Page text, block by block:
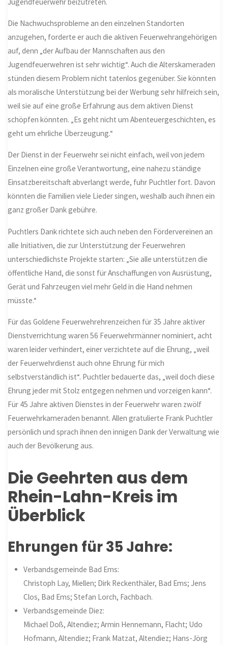
Die Nachwuchsprobleme an den einzelnen Standorten
anzugehen, forderte er auch die aktiven Feuerwehrangehörigen
auf, denn „der Aufbau der Mannschaften aus den
Jugendfeuerwehren ist sehr wichtig“. Auch die Alterskameraden
stünden diesem Problem nicht tatenlos gegenüber. Sie könnten
als moralische Unterstützung bei der Werbung sehr hilfreich sein,
weil sie auf eine große Erfahrung aus dem aktiven Dienst
schöpfen könnten. „Es geht nicht um Abenteuergeschichten, es
geht um ehrliche Überzeugung.“
Der Dienst in der Feuerwehr sei nicht einfach, weil von jedem
Einzelnen eine große Verantwortung, eine nahezu ständige
Einsatzbereitschaft abverlangt werde, fuhr Puchtler fort. Davon
könnten die Familien viele Lieder singen, weshalb auch ihnen ein
ganz großer Dank gebühre.
Puchtlers Dank richtete sich auch neben den Fördervereinen an
alle Initiativen, die zur Unterstützung der Feuerwehren
unterschiedlichste Projekte starten: „Sie alle unterstützen die
öffentliche Hand, die sonst für Anschaffungen von Ausrüstung,
Gerät und Fahrzeugen viel mehr Geld in die Hand nehmen
müsste.“
Für das Goldene Feuerwehrehrenzeichen für 35 Jahre aktiver
Dienstverrichtung waren 56 Feuerwehrmänner nominiert, acht
waren leider verhindert, einer verzichtete auf die Ehrung, „weil
der Feuerwehrdienst auch ohne Ehrung für mich
selbstverständlich ist“. Puchtler bedauerte das, „weil doch diese
Ehrung jeder mit Stolz entgegen nehmen und vorzeigen kann“.
Für 45 Jahre aktiven Dienstes in der Feuerwehr waren zwölf
Feuerwehrkameraden benannt. Allen gratulierte Frank Puchtler
persönlich und sprach ihnen den innigen Dank der Verwaltung wie
auch der Bevölkerung aus.
Die Geehrten aus dem
Rhein-Lahn-Kreis im
Überblick
Ehrungen für 35 Jahre:
Verbandsgemeinde Bad Ems:
Christoph Lay, Miellen; Dirk Reckenthäler, Bad Ems; Jens
Clos, Bad Ems; Stefan Lorch, Fachbach.
Verbandsgemeinde Diez:
Michael Doß, Altendiez; Armin Hennemann, Flacht; Udo
Hofmann, Altendiez; Frank Matzat, Altendiez; Hans-Jörg